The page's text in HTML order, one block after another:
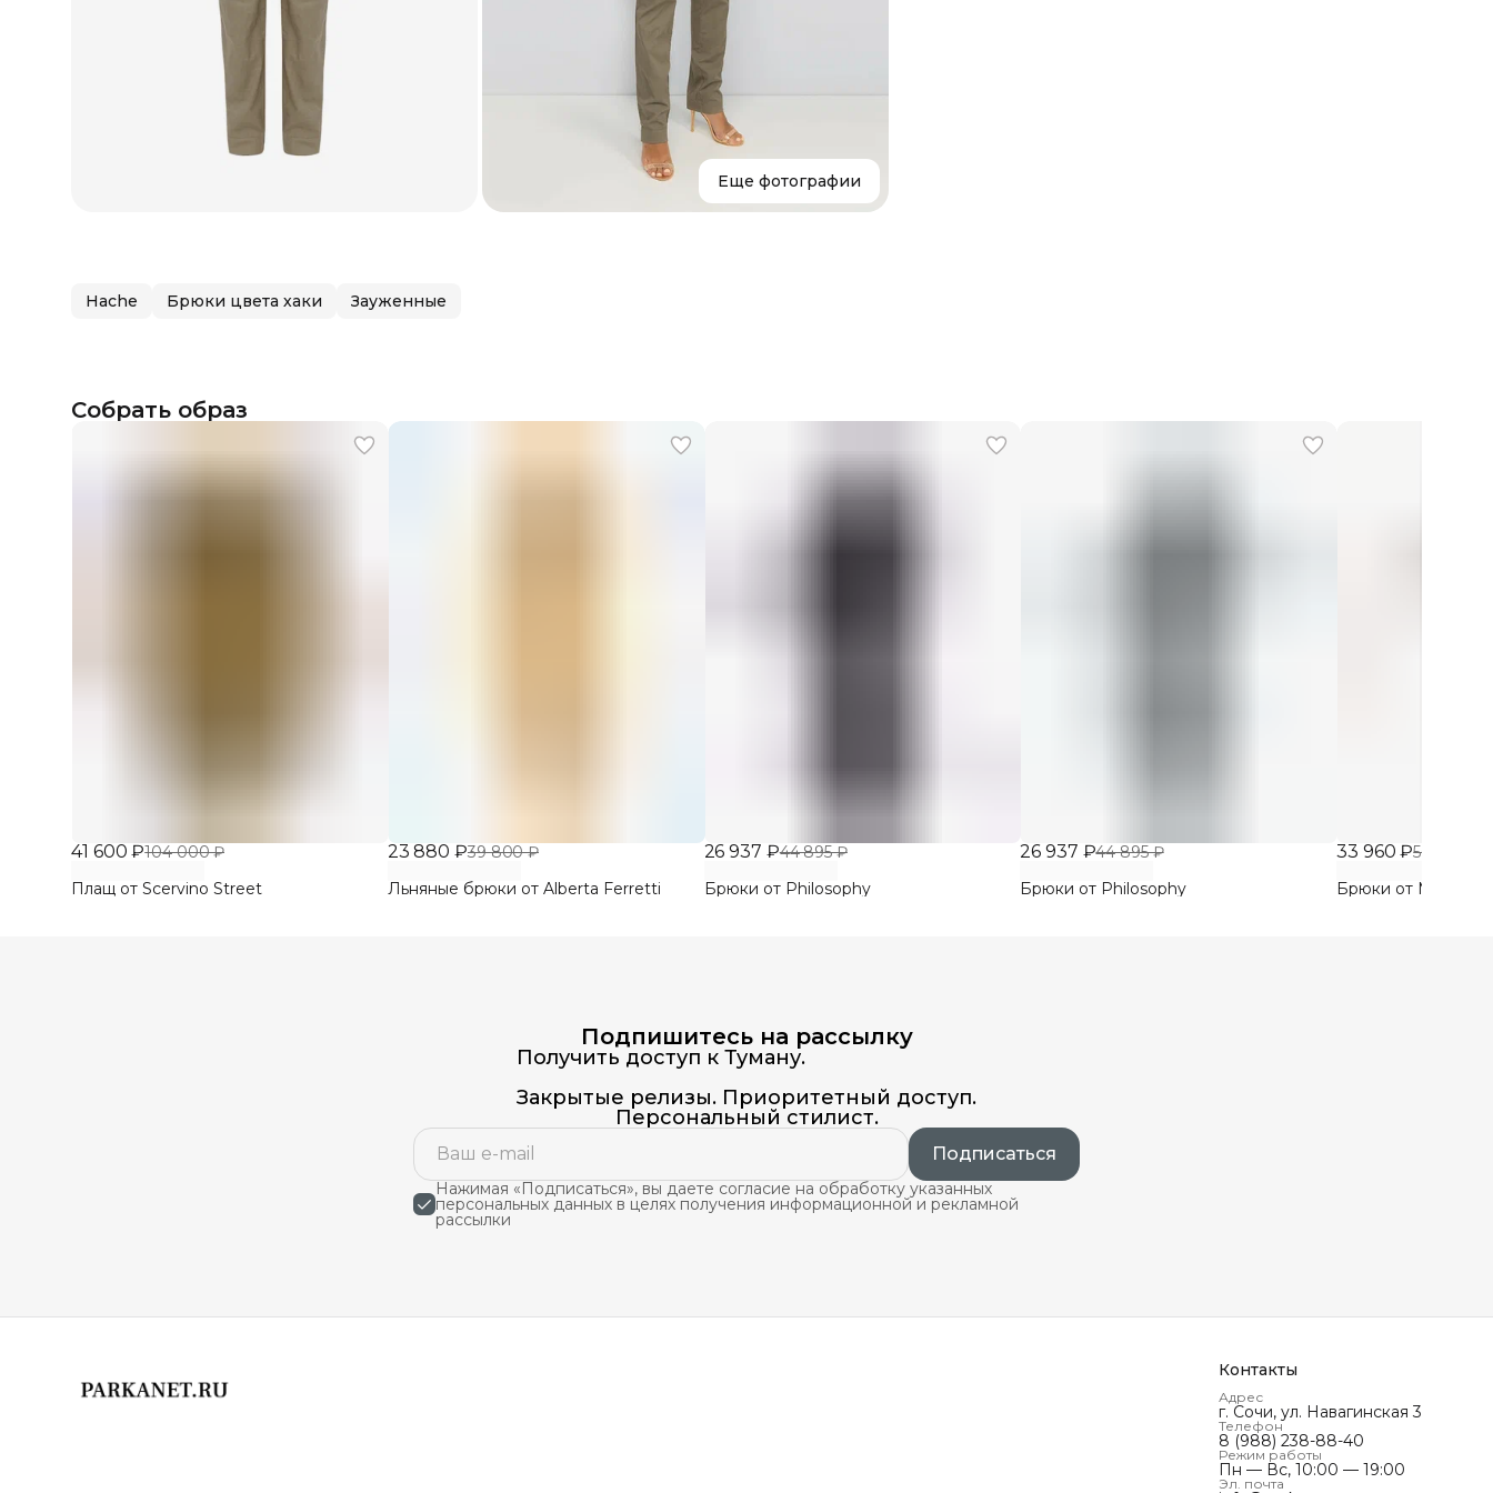
Еще фотографии
Hache Брюки цвета хаки Зауженные
Собрать образ
41 600 ₽104 000 ₽
Плащ от Scervino Street
23 880 ₽39 800 ₽
Льняные брюки от Alberta Ferretti
26 937 ₽44 895 ₽
Брюки от Philosophy
26 937 ₽44 895 ₽
Брюки от Philosophy
33 960 ₽56 600 ₽
Брюки от
Подпишитесь на рассылку
Получить доступ к Туману.
Закрытые релизы. Приоритетный доступ.
Персональный стилист.
Подписаться
Нажимая «Подписаться», вы даете согласие на обработку указанных
персональных данных в целях получения информационной и рекламной
рассылки
Контакты
Адрес
г. Сочи, ул. Навагинская 3
Телефон
8 (988) 238-88-40
Режим работы
Пн — Вс, 10:00 — 19:00
Эл. почта